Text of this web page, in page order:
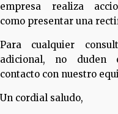
empresa realiza
como presentar una
Para cualquier
adicional, no duden
contacto con nuestro
Un cordial saludo,